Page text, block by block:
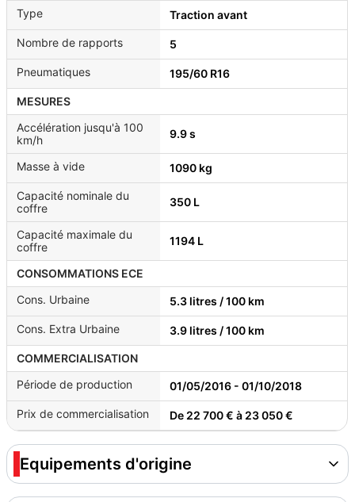
Type
Traction avant
Nombre de rapports 5
Pneumatiques 195/60 R16
MESURES
Accélération jusqu'à 100
km/h
9.9 s
Masse à vide 1090 kg
Capacité nominale du
coffre
350 L
Capacité maximale du
coffre
1194 L
CONSOMMATIONS ECE
Cons. Urbaine
5.3 litres / 100 km
Cons. Extra Urbaine 3.9 litres / 100 km
COMMERCIALISATION
Période de production
01/05/2016 - 01/10/2018
Prix de commercialisation De 22 700 € à 23 050 €
Equipements d'origine